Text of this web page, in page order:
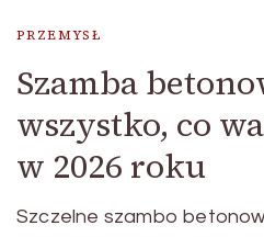
PRZEMYSŁ
Szamba
wszystko, co
w 2026 roku
Szczelne szambo